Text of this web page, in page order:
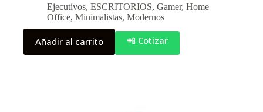
Ejecutivos, ESCRITORIOS, Gamer, Home
Office, Minimalistas, Modernos
Añadir al carrito 📲 Cotizar